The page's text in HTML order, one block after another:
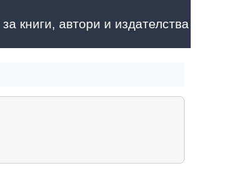
за книги, автори и издателства